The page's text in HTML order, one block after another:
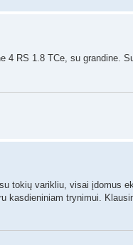
4 RS 1.8 TCe, su grandine.
tokių varikliu, visai įdomus
kasdieniniam trynimui.